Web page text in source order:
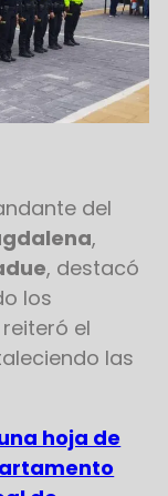
del
,
, destacó
los
el
las
hoja de